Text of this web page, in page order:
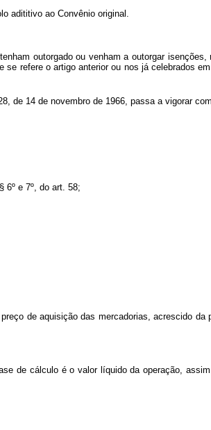
adititivo ao Convênio original.
outorgado ou venham a outorgar isenções,
refere o artigo anterior ou nos já celebrados
de 14 de novembro de 1966, passa a vigorar
6º e 7º, do art. 58;
de aquisição das mercadorias, acrescido da
de cálculo é o valor líquido da operação,